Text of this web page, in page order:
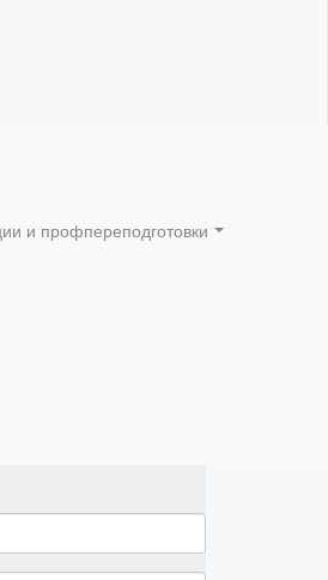
и профпереподготовки